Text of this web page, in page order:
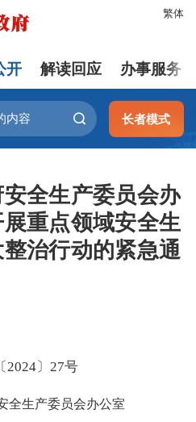
繁体
开 解读回应 办事服务
长者模式
全生产委员会办
重点领域安全生
治行动的紧急通
2024〕27号
全生产委员会办公室